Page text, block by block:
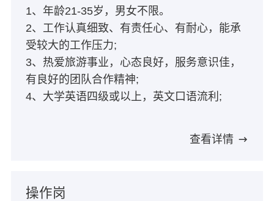
1、年龄21-35岁，男女不限。
2、工作认真细致、有责任心、有耐心，能承
受较大的工作压力;
3、热爱旅游事业，心态良好，服务意识佳，
有良好的团队合作精神;
4、大学英语四级或以上，英文口语流利;
查看详情
操作岗